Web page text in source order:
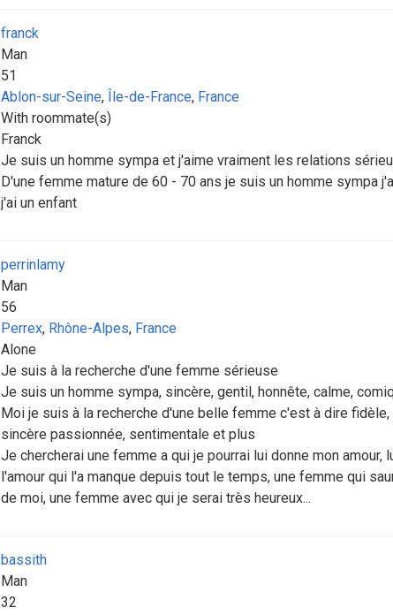
franck
Man
51
Ablon-sur-Seine, Île-de-France, France
With roommate(s)
Franck
Je suis un homme sympa et j'aime vraiment les relations
D'une femme mature de 60 - 70 ans je suis un homme sympa
j'ai un enfant
perrinlamy
Man
56
Perrex, Rhône-Alpes, France
Alone
Je suis à la recherche d'une femme sérieuse
Je suis un homme sympa, sincère, gentil, honnête, calme,
Moi je suis à la recherche d'une belle femme c'est à dire
sincère passionnée, sentimentale et plus
Je chercherai une femme a qui je pourrai lui donne mon amour,
l'amour qui l'a manque depuis tout le temps, une femme qui
de moi, une femme avec qui je serai très heureux...
bassith
Man
32